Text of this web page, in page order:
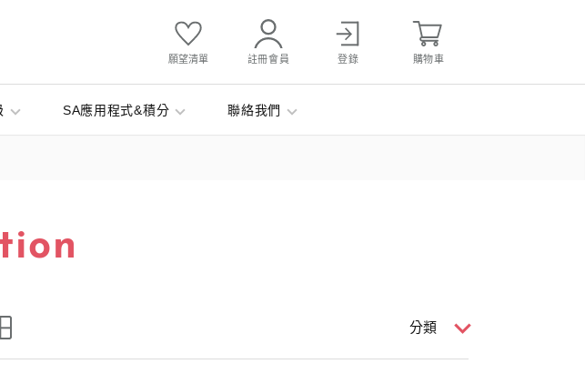
願望清單 註冊會員 登錄 購物車
SA應用程式&積分 聯絡我們
分類